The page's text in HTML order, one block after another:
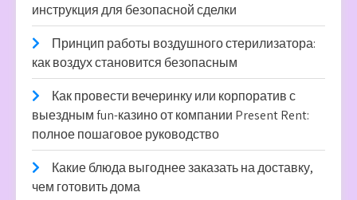
инструкция для безопасной сделки
Принцип работы воздушного стерилизатора:
как воздух становится безопасным
Как провести вечеринку или корпоратив с
выездным fun-казино от компании Present Rent:
полное пошаговое руководство
Какие блюда выгоднее заказать на доставку,
чем готовить дома